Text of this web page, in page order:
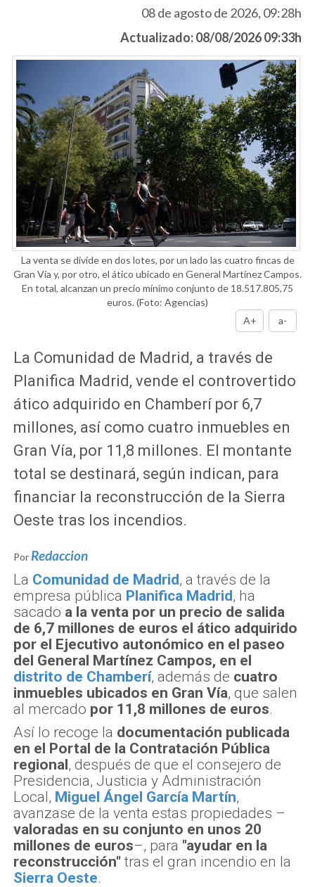
08 de agosto de 2026, 09:28h
Actualizado: 08/08/2026 09:33h
La venta se divide en dos lotes, por un lado las cuatro fincas de
Gran Vía y, por otro, el ático ubicado en General Martínez Campos.
En total, alcanzan un precio mínimo conjunto de 18.517.805,75
euros.(Foto: Agencias)
A+
a-
La Comunidad de Madrid, a través de
Planifica Madrid, vende el controvertido
ático adquirido en Chamberí por 6,7
millones, así como cuatro inmuebles en
Gran Vía, por 11,8 millones. El montante
total se destinará, según indican, para
financiar la reconstrucción de la Sierra
Oeste tras los incendios.
Por Redaccion
La Comunidad de Madrid, a través de la
empresa pública Planifica Madrid, ha
sacado a la venta por un precio de salida
de 6,7 millones de euros el ático adquirido
por el Ejecutivo autonómico en el paseo
del General Martínez Campos, en el
distrito de Chamberí, además de cuatro
inmuebles ubicados en Gran Vía, que salen
al mercado por 11,8 millones de euros.
Así lo recoge la documentación publicada
en el Portal de la Contratación Pública
regional, después de que el consejero de
Presidencia, Justicia y Administración
Local, Miguel Ángel García Martín,
avanzase de la venta estas propiedades –
valoradas en su conjunto en unos 20
millones de euros–, para "ayudar en la
reconstrucción" tras el gran incendio en la
Sierra Oeste.